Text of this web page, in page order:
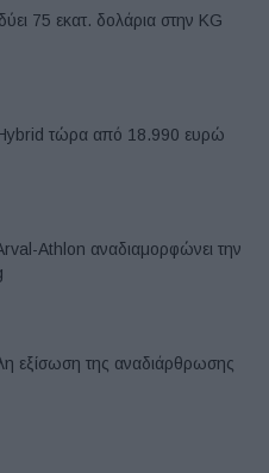
75 εκατ. δολάρια στην KG
τώρα από 18.990 ευρώ
Athlon αναδιαμορφώνει την
εξίσωση της αναδιάρθρωσης